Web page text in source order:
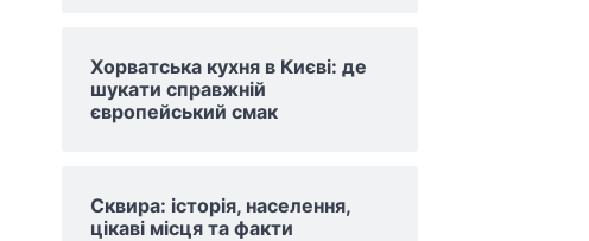
Хорватська кухня в Києві: де
шукати справжній
європейський смак
Сквира: історія, населення,
цікаві місця та факти